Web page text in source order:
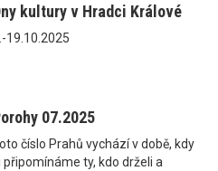
kultury v Hradci Králové
19.10.2025
07.2025
číslo Prahů vychází v době, kdy
připomínáme ty, kdo drželi a